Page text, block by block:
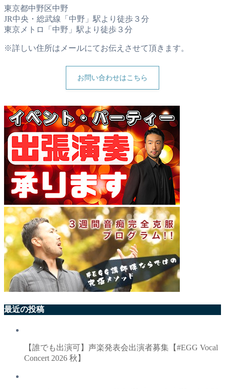
東京都中野区中野
JR中央・総武線「中野」駅より徒歩３分
東京メトロ「中野」駅より徒歩３分
※詳しい住所はメールにてお伝えさせて頂きます。
お問い合わせはこちら
最近の投稿
【誰でも出演可】声楽発表会出演者募集【#EGG Vocal
Concert 2026 秋】